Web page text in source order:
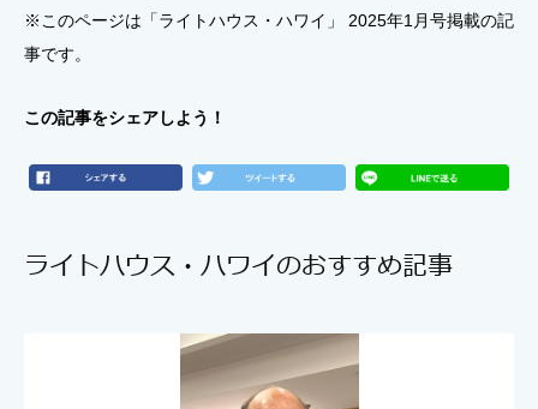
※このページは「ライトハウス・ハワイ」 2025年1月号掲載の記
事です。
この記事をシェアしよう！
ライトハウス・ハワイのおすすめ記事